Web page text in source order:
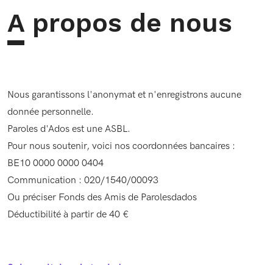
A propos de nous
Nous garantissons l'anonymat et n'enregistrons aucune
donnée personnelle.
Paroles d'Ados est une ASBL.
Pour nous soutenir, voici nos coordonnées bancaires :
BE10 0000 0000 0404
Communication : 020/1540/00093
Ou préciser Fonds des Amis de Parolesdados
Déductibilité à partir de 40 €